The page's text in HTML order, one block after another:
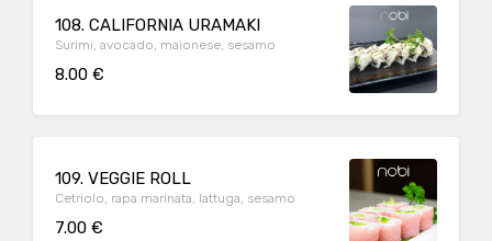
108. CALIFORNIA URAMAKI
Surimi, avocado, maionese, sesamo
8.00 €
109. VEGGIE ROLL
Cetriolo, rapa marinata, lattuga, sesamo
7.00 €